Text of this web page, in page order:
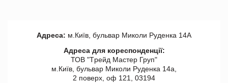
Адреса: м.Київ, бульвар Миколи Руденка 14А
Адреса для кореспонденції:
ТОВ "Tрейд Мастер Груп"
м.Київ, бульвар Миколи Руденка 14а,
2 поверх, оф 121, 03194